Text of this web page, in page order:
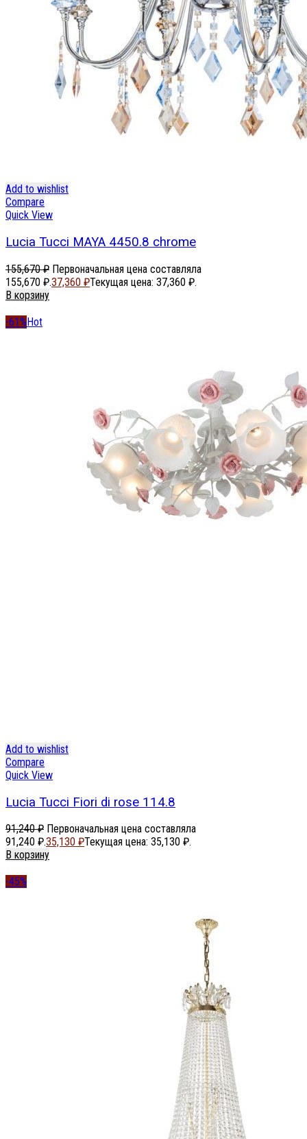
Add to wishlist
Compare
Quick View
Lucia Tucci MAYA 4450.8 chrome
155,670₽ Первоначальная цена составляла
155,670 ₽.37,360 ₽Текущая цена: 37,360 ₽.
В корзину
-61%Hot
Add to wishlist
Compare
Quick View
Lucia Tucci Fiori di rose 114.8
91,240₽ Первоначальная цена составляла
91,240 ₽.35,130 ₽Текущая цена: 35,130 ₽.
В корзину
-45%